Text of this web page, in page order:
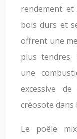
rendement
bois durs et
offrent une
plus
une
excessive
créosote dans
Le poêle